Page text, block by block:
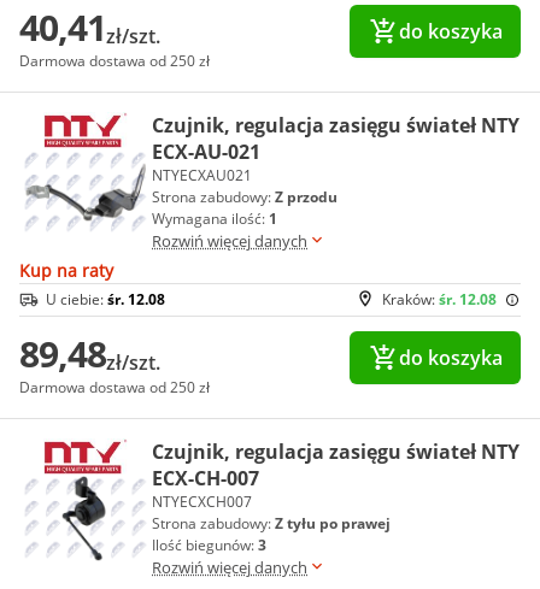
40,41zł/szt.
Darmowa dostawa od 250 zł
do koszyka
Czujnik, regulacja zasięgu świateł NTY
ECX-AU-021
NTYECXAU021
Strona zabudowy:Z przodu
Wymagana ilość: 1
Rozwiń więcej danych
Kup na raty
Kraków:śr. 12.08
U ciebie:śr. 12.08
89,48zł/szt.
Darmowa dostawa od 250 zł
do koszyka
Czujnik, regulacja zasięgu świateł NTY
ECX-CH-007
NTYECXCH007
Strona zabudowy:Z tyłu po prawej
Ilość biegunów:3
Rozwiń więcej danych